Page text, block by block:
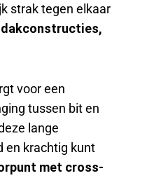
strak tegen elkaar
voor een
tussen bit en
lange
en krachtig kunt
met cross-